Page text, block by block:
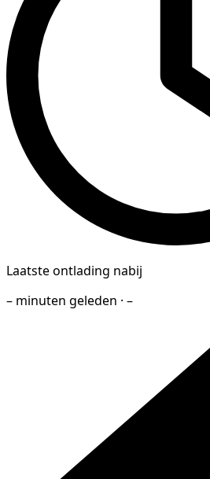
Laatste ontlading nabij
– minuten geleden · –